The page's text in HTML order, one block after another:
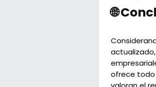
🌐
actualizado,
ofrece todo